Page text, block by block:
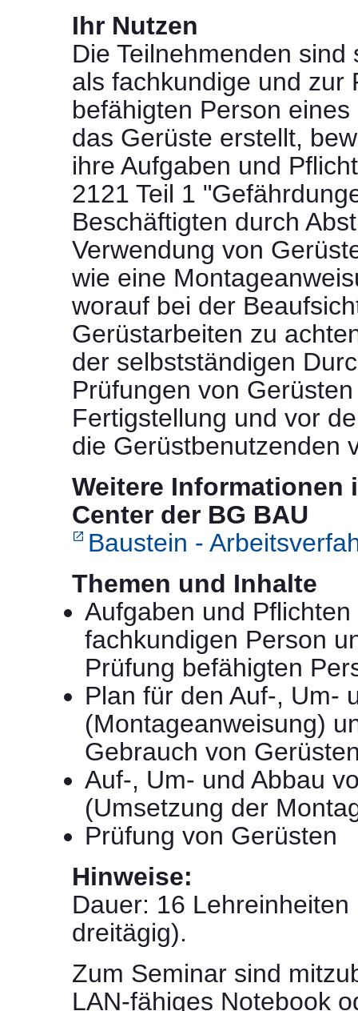
Ihr Nutzen
Die Teilnehmenden sind
als fachkundige und zur
befähigten Person
das Gerüste erstellt,
ihre Aufgaben und
2121 Teil 1
Beschäftigten durch
Verwendung von
wie eine
worauf bei der
Gerüstarbeiten zu
der selbstständigen
Prüfungen von
Fertigstellung und vor
die Gerüstbenutzenden
Weitere Informationen
Center der BG BAU
Baustein -
Themen und Inhalte
Aufgaben und Pflichten
fachkundigen Person
Prüfung befähigten
Plan für den Auf-, Um-
(Montageanweisung)
Gebrauch von
Auf-, Um- und Abbau
(Umsetzung der
Prüfung von Gerüsten
Hinweise:
Dauer: 16
dreitägig).
Zum Seminar sind
LAN-fähiges Notebook